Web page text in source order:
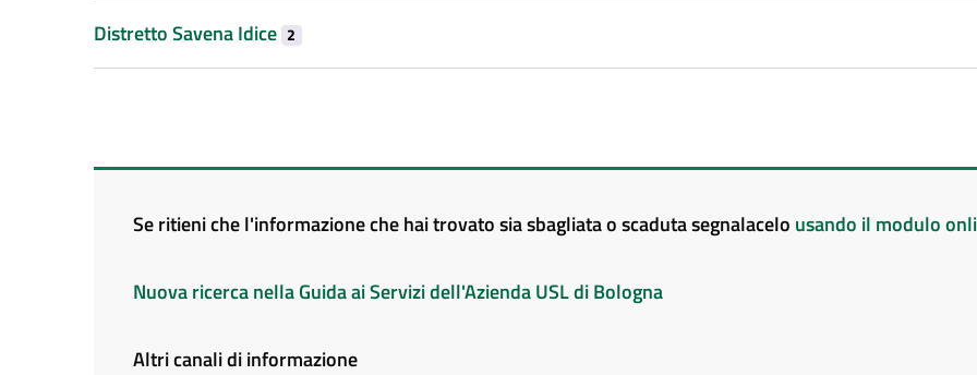
Distretto Savena Idice 2
Se ritieni che l'informazione che hai trovato sia sbagliata o scaduta segnalacelo usando il modulo
Nuova ricerca nella Guida ai Servizi dell'Azienda USL di Bologna
Altri canali di informazione